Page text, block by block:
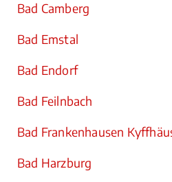
Bad Camberg
Bad Emstal
Bad Endorf
Bad Feilnbach
Bad Frankenhausen
Bad Harzburg